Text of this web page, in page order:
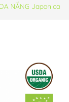
NẮNG Japonica